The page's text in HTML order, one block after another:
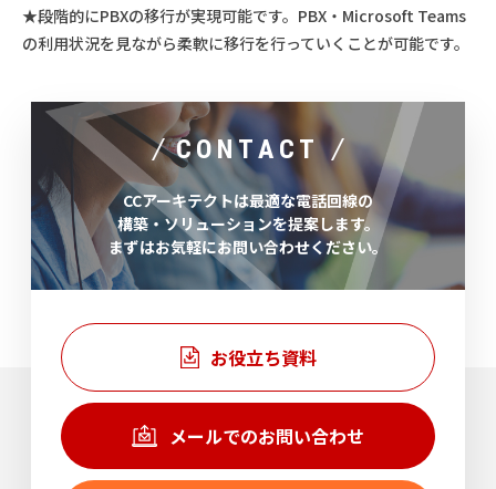
★段階的にPBXの移行が実現可能です。PBX・Microsoft Teams
の利用状況を見ながら柔軟に移行を行っていくことが可能です。
CONTACT
CCアーキテクトは最適な電話回線の
構築・ソリューションを提案します。
まずはお気軽にお問い合わせください。
お役立ち資料
メールでのお問い合わせ